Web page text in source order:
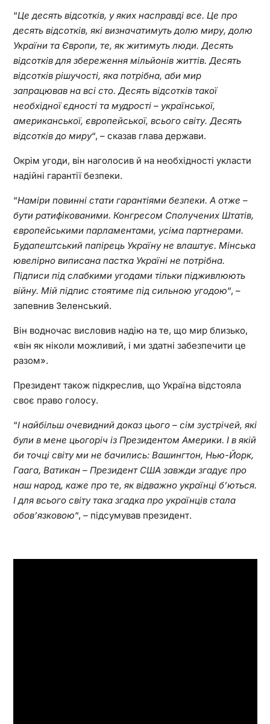
“Це десять відсотків, у яких насправді все. Це про
десять відсотків, які визначатимуть долю миру, долю
України та Європи, те, як житимуть люди. Десять
відсотків для збереження мільйонів життів. Десять
відсотків рішучості, яка потрібна, аби мир
запрацював на всі сто. Десять відсотків такої
необхідної єдності та мудрості – української,
американської, європейської, всього світу. Десять
відсотків до миру“, – сказав глава держави.
Окрім угоди, він наголосив й на необхідності укласти
надійні гарантії безпеки.
“Наміри повинні стати гарантіями безпеки. А отже –
бути ратифікованими. Конгресом Сполучених Штатів,
європейськими парламентами, усіма партнерами.
Будапештський папірець Україну не влаштує. Мінська
ювелірно виписана пастка Україні не потрібна.
Підписи під слабкими угодами тільки підживлюють
війну. Мій підпис стоятиме під сильною угодою“, –
запевнив Зеленський.
Він водночас висловив надію на те, що мир близько,
«він як ніколи можливий, і ми здатні забезпечити це
разом».
Президент також підкреслив, що Україна відстояла
своє право голосу.
“І найбільш очевидний доказ цього – сім зустрічей, які
були в мене цьогоріч із Президентом Америки. І в якій
би точці світу ми не бачились: Вашингтон, Нью-Йорк,
Гаага, Ватикан – Президент США завжди згадує про
наш народ, каже про те, як відважно українці б’ються.
І для всього світу така згадка про українців стала
обов’язковою“, – підсумував президент.